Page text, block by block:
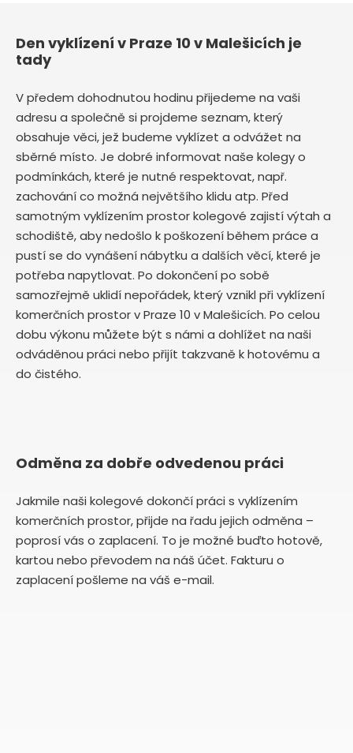
Den vyklízení v Praze 10 v Malešicích je
tady
V předem dohodnutou hodinu přijedeme na vaši
adresu a společně si projdeme seznam, který
obsahuje věci, jež budeme vyklízet a odvážet na
sběrné místo. Je dobré informovat naše kolegy o
podmínkách, které je nutné respektovat, např.
zachování co možná největšího klidu atp. Před
samotným vyklízením prostor kolegové zajistí výtah a
schodiště, aby nedošlo k poškození během práce a
pustí se do vynášení nábytku a dalších věcí, které je
potřeba napytlovat. Po dokončení po sobě
samozřejmě uklidí nepořádek, který vznikl při vyklízení
komerčních prostor v Praze 10 v Malešicích. Po celou
dobu výkonu můžete být s námi a dohlížet na naši
odváděnou práci nebo přijít takzvaně k hotovému a
do čistého.
Odměna za dobře odvedenou práci
Jakmile naši kolegové dokončí práci s vyklízením
komerčních prostor, přijde na řadu jejich odměna –
poprosí vás o zaplacení. To je možné buďto hotově,
kartou nebo převodem na náš účet. Fakturu o
zaplacení pošleme na váš e-mail.